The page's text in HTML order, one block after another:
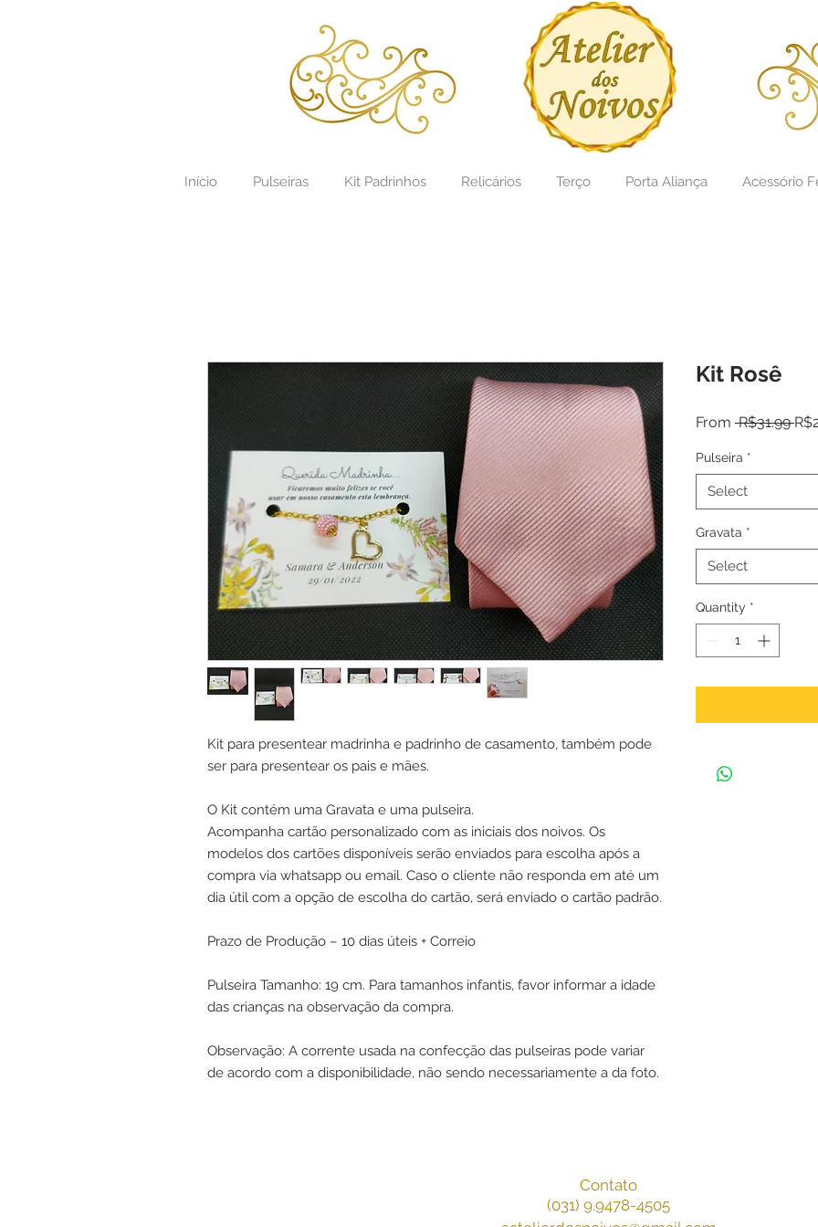
Início Pulseiras Kit Padrinhos Relicários Terço Porta Aliança Acessório
Kit para presentear madrinha e padrinho de casamento, também pode
ser para presentear os pais e mães.
O Kit contém uma Gravata e uma pulseira.
Acompanha cartão personalizado com as iniciais dos noivos. Os
modelos dos cartões disponíveis serão enviados para escolha após a
compra via whatsapp ou email. Caso o cliente não responda em até um
dia útil com a opção de escolha do cartão, será enviado o cartão padrão.
Prazo de Produção – 10 dias úteis + Correio
Pulseira Tamanho: 19 cm. Para tamanhos infantis, favor informar a idade
das crianças na observação da compra.
Observação: A corrente usada na confecção das pulseiras pode variar
de acordo com a disponibilidade, não sendo necessariamente a da foto.
Kit Rosê
From R$31.99
Pulseira *
Select
Gravata *
Select
Quantity *
Contato
(031) 9.9478-4505